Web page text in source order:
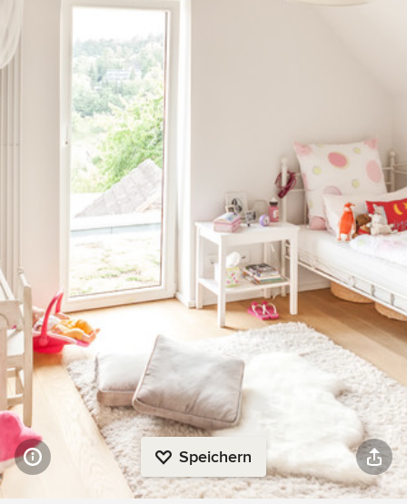
Speichern